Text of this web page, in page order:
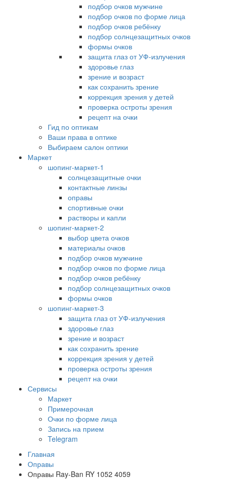
подбор очков мужчине
подбор очков по форме лица
подбор очков ребёнку
подбор солнцезащитных очков
формы очков
защита глаз от УФ-излучения
здоровье глаз
зрение и возраст
как сохранить зрение
коррекция зрения у детей
проверка остроты зрения
рецепт на очки
Гид по оптикам
Ваши права в оптике
Выбираем салон оптики
Маркет
шопинг-маркет-1
солнцезащитные очки
контактные линзы
оправы
спортивные очки
растворы и капли
шопинг-маркет-2
выбор цвета очков
материалы очков
подбор очков мужчине
подбор очков по форме лица
подбор очков ребёнку
подбор солнцезащитных очков
формы очков
шопинг-маркет-3
защита глаз от УФ-излучения
здоровье глаз
зрение и возраст
как сохранить зрение
коррекция зрения у детей
проверка остроты зрения
рецепт на очки
Сервисы
Маркет
Примерочная
Очки по форме лица
Запись на прием
Telegram
Главная
Оправы
Оправы Ray-Ban RY 1052 4059